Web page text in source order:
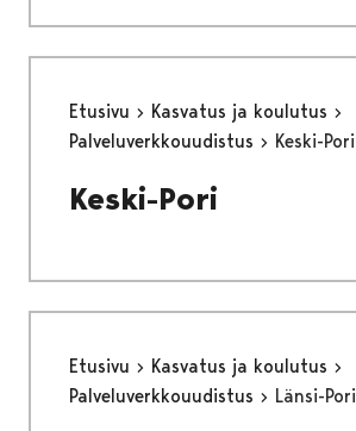
Etusivu
Kasvatus ja koulutus
Palveluverkkouudistus
Keski-Pori
Keski-Pori
Etusivu
Kasvatus ja koulutus
Palveluverkkouudistus
Länsi-Pori